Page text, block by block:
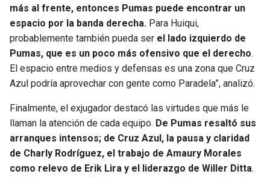
más al frente, entonces Pumas puede encontrar un
espacio por la banda derecha. Para Huiqui,
probablemente también pueda ser el lado izquierdo de
Pumas, que es un poco más ofensivo que el derecho.
El espacio entre medios y defensas es una zona que Cruz
Azul podría aprovechar con gente como Paradela”, analizó.
Finalmente, el exjugador destacó las virtudes que más le
llaman la atención de cada equipo. De Pumas resaltó sus
arranques intensos; de Cruz Azul, la pausa y claridad
de Charly Rodríguez, el trabajo de Amaury Morales
como relevo de Erik Lira y el liderazgo de Willer Ditta.